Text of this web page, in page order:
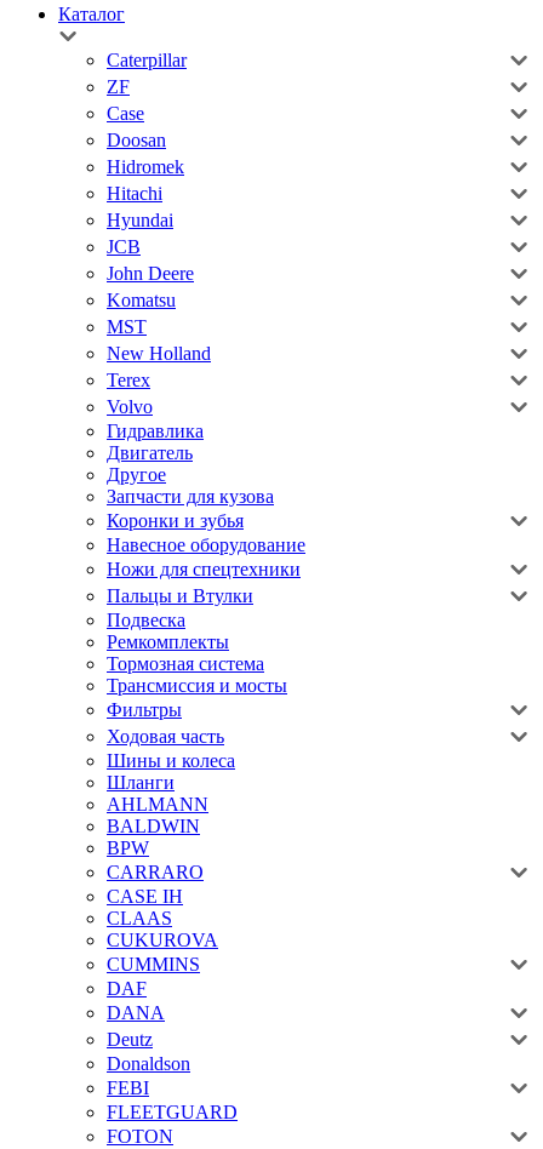
Каталог
Caterpillar
ZF
Case
Doosan
Hidromek
Hitachi
Hyundai
JCB
John Deere
Komatsu
MST
New Holland
Terex
Volvo
Гидравлика
Двигатель
Другое
Запчасти для кузова
Коронки и зубья
Навесное оборудование
Ножи для спецтехники
Пальцы и Втулки
Подвеска
Ремкомплекты
Тормозная система
Трансмиссия и мосты
Фильтры
Ходовая часть
Шины и колеса
Шланги
AHLMANN
BALDWIN
BPW
CARRARO
CASE IH
CLAAS
CUKUROVA
CUMMINS
DAF
DANA
Deutz
Donaldson
FEBI
FLEETGUARD
FOTON